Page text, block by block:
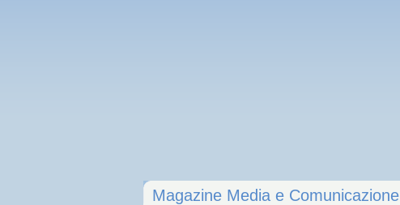
Magazine Media e Comunicazione